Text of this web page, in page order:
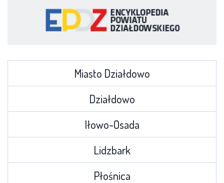
Miasto Działdowo
Działdowo
Iłowo-Osada
Lidzbark
Płośnica